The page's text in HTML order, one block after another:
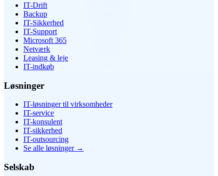
IT-Drift
Backup
IT-Sikkerhed
IT-Support
Microsoft 365
Netværk
Leasing & leje
IT-indkøb
Løsninger
IT-løsninger til virksomheder
IT-service
IT-konsulent
IT-sikkerhed
IT-outsourcing
Se alle løsninger→
Selskab